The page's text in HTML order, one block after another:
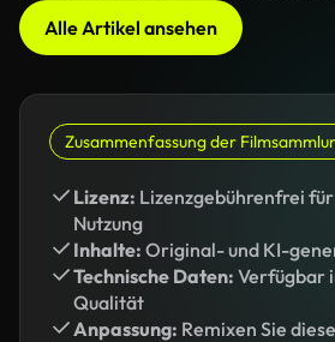
Alle Artikel ansehen
Zusammenfassung der
Lizenz: Lizenzgebührenfrei
Nutzung
Inhalte: Original- und KI-
Technische Daten: Verfügbar
Qualität
Anpassung: Remixen Sie